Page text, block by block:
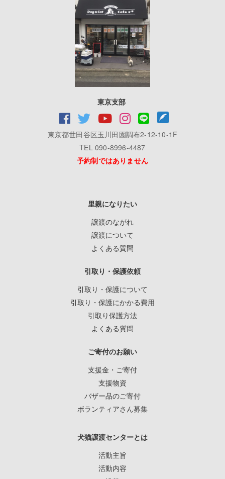
東京支部
東京都世田谷区玉川田園調布2-12-10-1F
TEL 090-8996-4487
予約制ではありません
里親になりたい
譲渡のながれ
譲渡について
よくある質問
引取り・保護依頼
引取り・保護について
引取り・保護にかかる費用
引取り保護方法
よくある質問
ご寄付のお願い
支援金・ご寄付
支援物資
バザー品のご寄付
ボランティアさん募集
犬猫譲渡センターとは
活動主旨
活動内容